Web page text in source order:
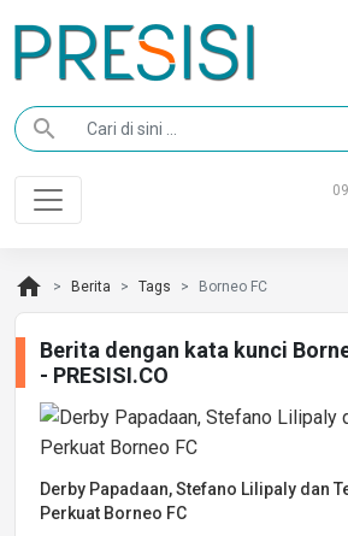
search
home Berita Tags Borneo FC
Berita dengan kata kunci
- PRESISI.CO
Derby Papadaan, Stefano Lilipaly dan
Perkuat Borneo FC